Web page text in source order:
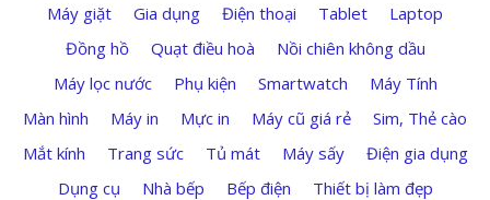
Máy giặt
Gia dụng Điện thoại Tablet
Laptop
Đồng hồ
Quạt điều hoà
Nồi chiên không dầu
Máy lọc nước
Phụ kiện Smartwatch
Máy Tính
Màn hình
Máy in Mực in Máy cũ giá rẻ
Sim, Thẻ cào
Mắt kính
Trang sức Tủ mát Máy sấy
Điện gia dụng
Dụng cụ
Nhà bếp Bếp điện
Thiết bị làm đẹp